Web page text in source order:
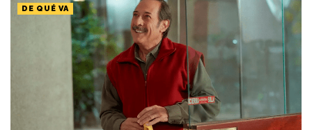
DE QUÉ VA